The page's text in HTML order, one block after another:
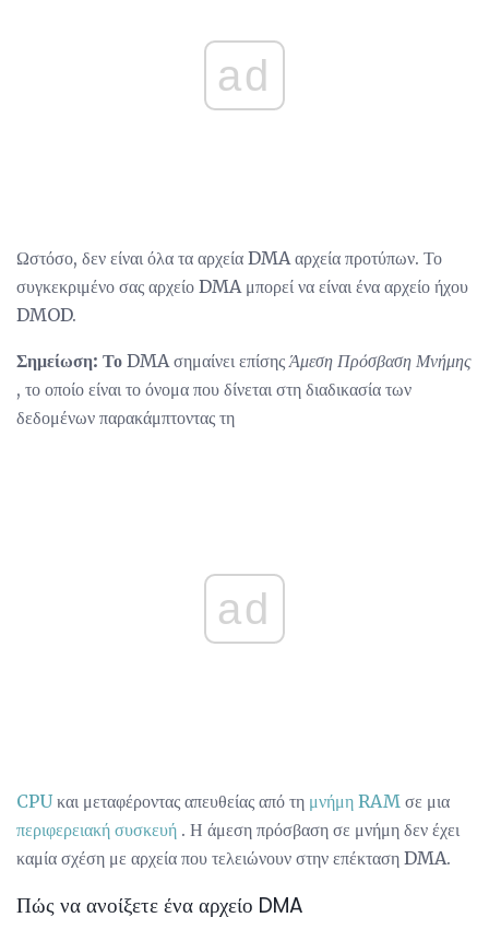
ad
Ωστόσο, δεν είναι όλα τα αρχεία DMA αρχεία προτύπων. Το
συγκεκριμένο σας αρχείο DMA μπορεί να είναι ένα αρχείο ήχου
DMOD.
Σημείωση: Το DMA σημαίνει επίσης Άμεση Πρόσβαση Μνήμης
, το οποίο είναι το όνομα που δίνεται στη διαδικασία των
δεδομένων παρακάμπτοντας τη
ad
CPU και μεταφέροντας απευθείας από τη μνήμη RAM σε μια
περιφερειακή συσκευή . Η άμεση πρόσβαση σε μνήμη δεν έχει
καμία σχέση με αρχεία που τελειώνουν στην επέκταση DMA.
Πώς να ανοίξετε ένα αρχείο DMA